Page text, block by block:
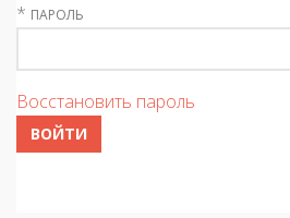
* ПАРОЛЬ
Восстановить пароль
ВОЙТИ